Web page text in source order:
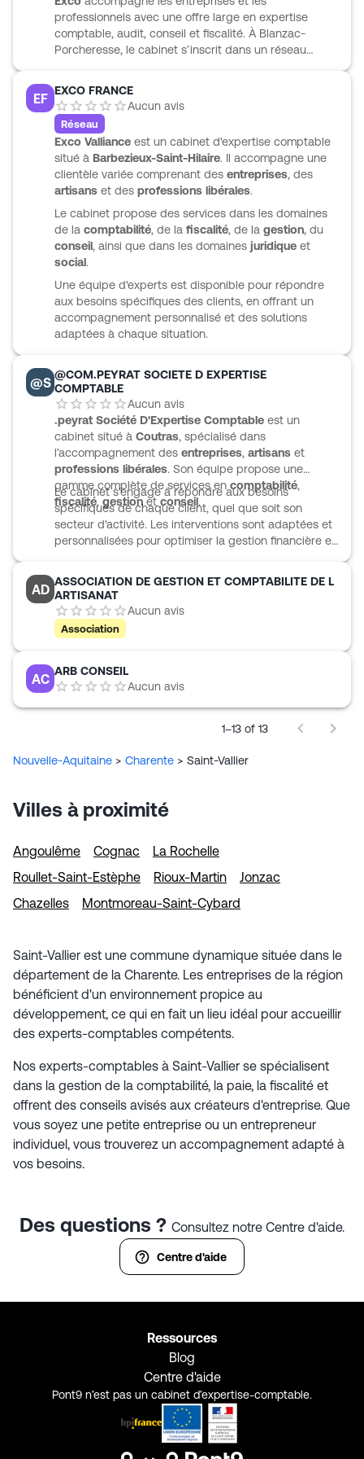
projets de création, reprise, cession ou acquisition.
L’approche reste profondément humaine, avec des
équipes à l’écoute, formées en continu et attentives
aux évolutions économiques, sociales et
professionnels avec une offre large en expertise
comptable, audit, conseil et fiscalité. À Blanzac-
Porcheresse, le cabinet s’inscrit dans un réseau
un suivi régulier de sujets concrets comme la fiscalité,
le droit social, la facturation électronique ou encore
les évolutions touchant les professionnels libéraux en
SEL. Exco propose aussi des missions d’assistance
sur des démarches précises, notamment la
déclaration fiscale et le choix du régime adapté. Une
approche utile pour avancer avec des conseils clairs
et opérationnels.
EF
EXCO FRANCE
Aucun avis
Réseau
Exco Valliance est un cabinet d'expertise comptable
situé à Barbezieux-Saint-Hilaire. Il accompagne une
clientèle variée comprenant des entreprises, des
artisans et des professions libérales.
Le cabinet propose des services dans les domaines
de la comptabilité, de la fiscalité, de la gestion, du
conseil, ainsi que dans les domaines juridique et
social.
Une équipe d'experts est disponible pour répondre
aux besoins spécifiques des clients, en offrant un
accompagnement personnalisé et des solutions
adaptées à chaque situation.
@S
@COM.PEYRAT SOCIETE D EXPERTISE
COMPTABLE
Aucun avis
.peyrat Société D'Expertise Comptable est un
cabinet situé à Coutras, spécialisé dans
l’accompagnement des entreprises, artisans et
professions libérales. Son équipe propose une
gamme complète de services en comptabilité,
fiscalité, gestion et conseil.
Le cabinet s'engage à répondre aux besoins
spécifiques de chaque client, quel que soit son
secteur d'activité. Les interventions sont adaptées et
personnalisées pour optimiser la gestion financière et
AD
ASSOCIATION DE GESTION ET COMPTABILITE DE L
ARTISANAT
Aucun avis
Association
AC
ARB CONSEIL
Aucun avis
1–13 of 13
Nouvelle-Aquitaine > Charente > Saint-Vallier
Villes à proximité
Angoulême Cognac
La Rochelle
Roullet-Saint-Estèphe
Rioux-Martin
Jonzac
Chazelles
Montmoreau-Saint-Cybard
Saint-Vallier est une commune dynamique située dans le
département de la Charente. Les entreprises de la région
bénéficient d'un environnement propice au
développement, ce qui en fait un lieu idéal pour accueillir
des experts-comptables compétents.
Nos experts-comptables à Saint-Vallier se spécialisent
dans la gestion de la comptabilité, la paie, la fiscalité et
offrent des conseils avisés aux créateurs d'entreprise. Que
vous soyez une petite entreprise ou un entrepreneur
individuel, vous trouverez un accompagnement adapté à
vos besoins.
Des questions ? Consultez notre Centre d'aide.
Centre d'aide
Ressources
Blog
Centre d'aide
Pont9 n’est pas un cabinet d’expertise-comptable.